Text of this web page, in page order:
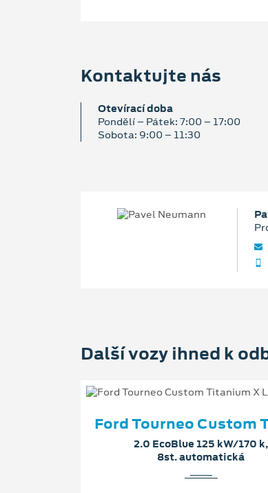
Kontaktujte nás
Otevírací doba
Pondělí – Pátek: 7:00 – 17:00
Sobota: 9:00 – 11:30
Další vozy ihned k
2.0 EcoBlue 125 kW/170 k,
8st. automatická